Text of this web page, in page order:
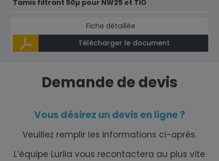
Tamis filtrant 50µ pour NW25 et TIO
Fiche détaillée
Télécharger le document
Demande de devis
Vous désirez un devis en ligne ?
Veuillez remplir les informations ci-après.
L’équipe Lurila vous recontactera au plus vite